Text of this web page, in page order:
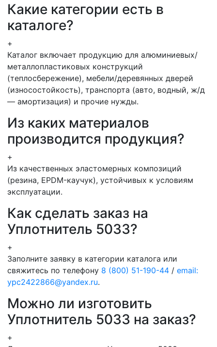
Какие категории есть в
каталоге?
+
Каталог включает продукцию для алюминиевых/
металлопластиковых конструкций
(теплосбережение), мебели/деревянных дверей
(износостойкость), транспорта (авто, водный, ж/д
— амортизация) и прочие нужды.
Из каких материалов
производится продукция?
+
Из качественных эластомерных композиций
(резина, EPDM-каучук), устойчивых к условиям
эксплуатации.
Как сделать заказ на
Уплотнитель 5033?
+
Заполните заявку в категории каталога или
свяжитесь по телефону 8 (800) 51-190-44 / email:
ypc2422866@yandex.ru.
Можно ли изготовить
Уплотнитель 5033 на заказ?
+